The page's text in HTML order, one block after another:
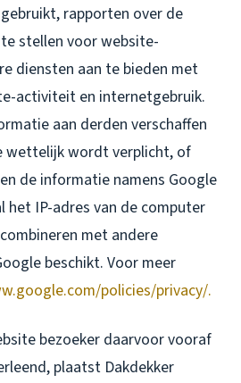
rapporten over de
stellen voor website-
diensten aan te bieden met
activiteit en internetgebruik.
aan derden verschaffen
wettelijk wordt verplicht, of
de informatie namens Google
het IP-adres van de computer
met andere
beschikt. Voor meer
policies/privacy/.
bezoeker daarvoor vooraf
plaatst Dakdekker